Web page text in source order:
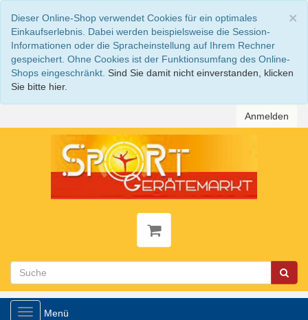
×
Dieser Online-Shop verwendet Cookies für ein optimales
Einkaufserlebnis. Dabei werden beispielsweise die Session-
Informationen oder die Spracheinstellung auf Ihrem Rechner
gespeichert. Ohne Cookies ist der Funktionsumfang des Online-
Shops eingeschränkt. Sind Sie damit nicht einverstanden, klicken
Sie bitte hier.
Anmelden
ToggleMenü